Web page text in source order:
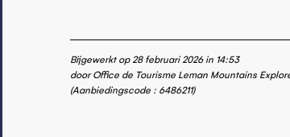
Bijgewerkt op 28 februari 2026 in 14:53
door Office de Tourisme Leman Mountains
(Aanbiedingscode : 6486211)